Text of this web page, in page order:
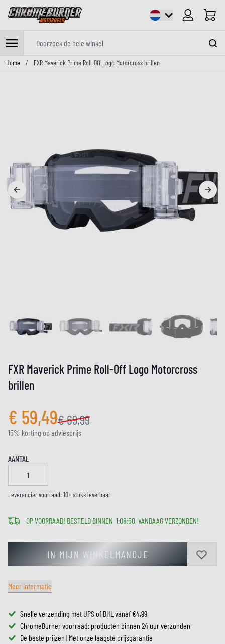
Cart
Ga naar de inhoud
Home / FXR Maverick Prime Roll-Off Logo Motorcross brillen
FXR Maverick Prime Roll-Off Logo Motorcross
brillen
€ 59,49€ 69,99
15% korting op adviesprijs
AANTAL
Leverancier voorraad: 10+ stuks leverbaar
OP VOORRAAD! BESTELD BINNEN 1:08:50, VANDAAG VERZONDEN!
IN MIJN WINKELMANDJE
Meer informatie
Snelle verzending met UPS of DHL vanaf €4,99
ChromeBurner voorraad: producten binnen 24 uur verzonden
De beste prijzen | Met onze laagste prijsgarantie